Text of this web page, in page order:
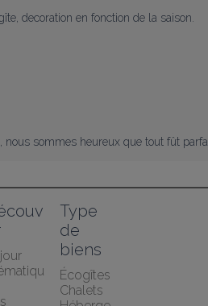
decoration en fonction de la saison.
nous sommes heureux que tout fût
Type
de
biens
Écogîtes
Chalets